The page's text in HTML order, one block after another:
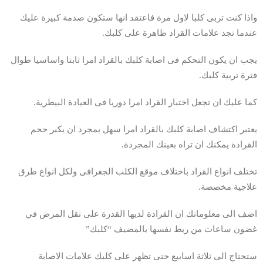
واذا كنت تربى كلبا لاول مرة فاعتقد انها ستكون صدمة كبيرة عليك
عندما تجد علامات القراد ظاهرة على كلبك.
يجب ان يكون التحكم فى اصابة كلبك بالقراد امرا ثابتا واساسيا طوال
فترة تربية كلبك.
كما عليك ان تجعل اختبار القراد امرا دوريا فى العيادة البيطرية.
يعتبر اكتشاف اصابة كلبك بالقراد امرا سهل بمجرد ان يكبر حجم
القرادة يمكنك ان تراه بعينك المجردة.
تختلف انواع القراد باختلاف موقع الكلب الجغرافى ولكل انواع طرق
علاجية مخصصة.
اضف الى معلوماتك ان القرادة لديها القدرة على نقل المرض في
غضون ساعات من ربط نفسها بالمضيف “كلبك”
ستحتاج الى ثلاثة اسابيع حتى تظهر على كلبك علامات الاصابة